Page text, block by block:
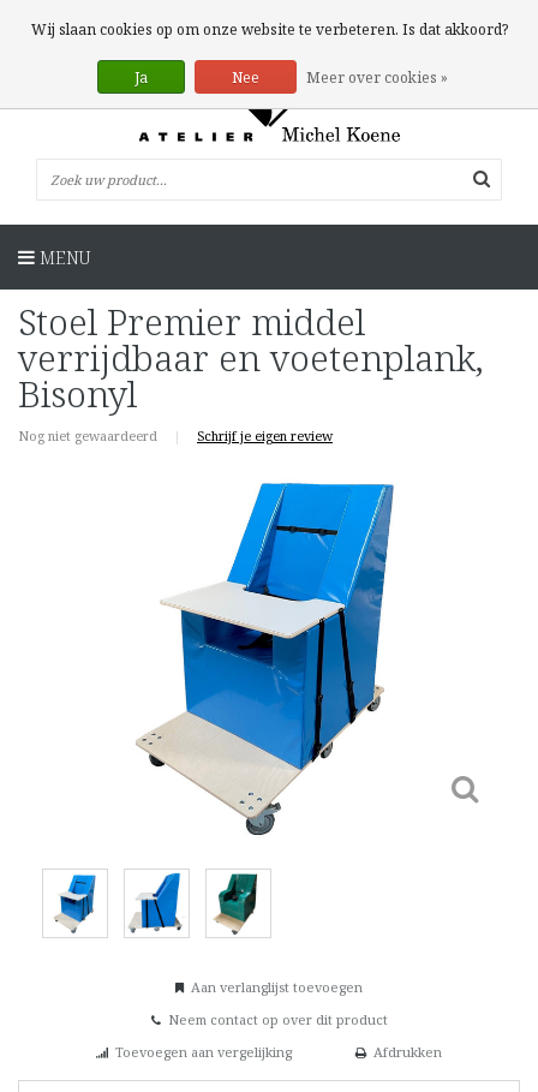
0 Artikelen
MENU
Stoel Premier middel
verrijdbaar en voetenplank,
Bisonyl
Nog niet gewaardeerd | Schrijf je eigen review
Aan verlanglijst toevoegen
Neem contact op over dit product
Toevoegen aan vergelijking
Afdrukken
Wij slaan cookies op om onze website te verbeteren. Is dat akkoord?
Ja Nee Meer over cookies »